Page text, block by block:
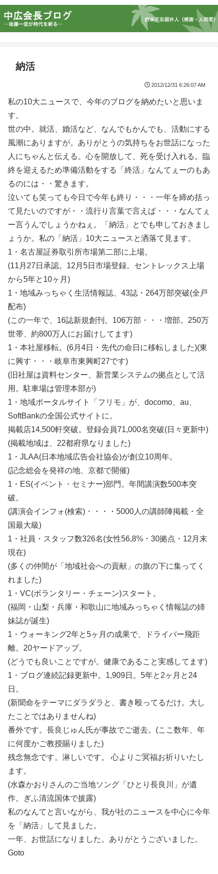
納活
2012/12/31 6:26:07 AM
私の10大ニュースで、今年のブログを納めたいと思いま
す。
世の中。就活、婚活など、なんでもかんでも、活動にする
風潮にありますが。ありがとうの気持ちをお世話になった
人にちゃんと伝える。心を開放して、死を受け入れる。臨
終を迎えるため準備活動をする「終活」なんてぇーのもあ
るのには・・驚きます。
泣いても笑っても今日で今年も終り・・・一年を締め括っ
て見たいのですが・・流行り言葉で言えば・・・なんてぇ
ー言うんでしょうかねぇ。「納活」とでも申しておきまし
ょうか。私の「納活」10大ニュースと洒落て見ます。
1・名古屋証券取引所市場第二部に上場。
(11月27日承認。12月5日市場登録。セントレックス上場
から5年と10ヶ月)
1・地域みっちゃく生活情報誌、43誌・264万部突破(全戸
配布)
(この一年で、16誌新規創刊。106万部・・・増部。250万
世帯、約800万人にお届けしてます)
1・本社屋移転。(6月4日・先代の命日に移転しました)(東
に興す・・・岐阜市東興町27です)
(旧社屋は資料センター、新営業システムの拠点として活
用。駐車場は管理本部が)
1・地域ポータルサイト「フリモ」が、docomo、au、
SoftBankの全国公式サイトに。
掲載店14,500軒突破。登録会員71,000名突破(日々更新中)
(掲載地域は、22都府県なりました)
1・JLAA(日本地域広告会社協会)が創立10周年。
(記念総会を発祥の地、京都で開催)
1・ES(イベント・セミナー)部門。年間講演数500本突
破。
(講演会インフォ(検索)・・・・5000人の講師陣掲載・全
国最大級)
1・社員・スタッフ数326名(女性56,8%・30拠点・12月末
現在)
(多くの仲間が「地域社会への貢献」の旗の下に集ってく
れました)
1・VC(ボランタリー・チェーン)スタート。
(福岡・山梨・兵庫・和歌山に地域みっちゃく情報誌の姉
妹誌が誕生)
1・ウォーキング2年と5ヶ月の成果で、ドライバー飛距
離。20ヤードアップ。
(どうでも良いことですが。健康であること実感してます)
1・ブログ連続記録更新中。1,909日。5年と2ヶ月と24
日。
(新聞命をテーマにダラダラと、書き殴ってるだけ。大し
たことではありませんね)
番外です。長良じゅん氏が事故でご逝去。(ここ数年、年
に何度かご教授賜りました)
残念無念です。淋しいです。 心よりご冥福お祈りいたし
ます。
(水森かおりさんのご当地ソング「ひとり長良川」が遺
作。ぎふ清流国体で披露)
私のなんてと言いながら、我が社のニュースを中心に今年
を「納活」して見ました。
一年、お世話になりました。ありがとうございました。
Goto